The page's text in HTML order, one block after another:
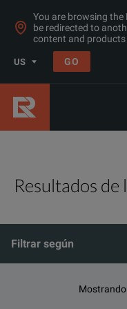
You are browsing the
be redirected to
content and
US GO
Resultados de
Filtrar según
Mostrando